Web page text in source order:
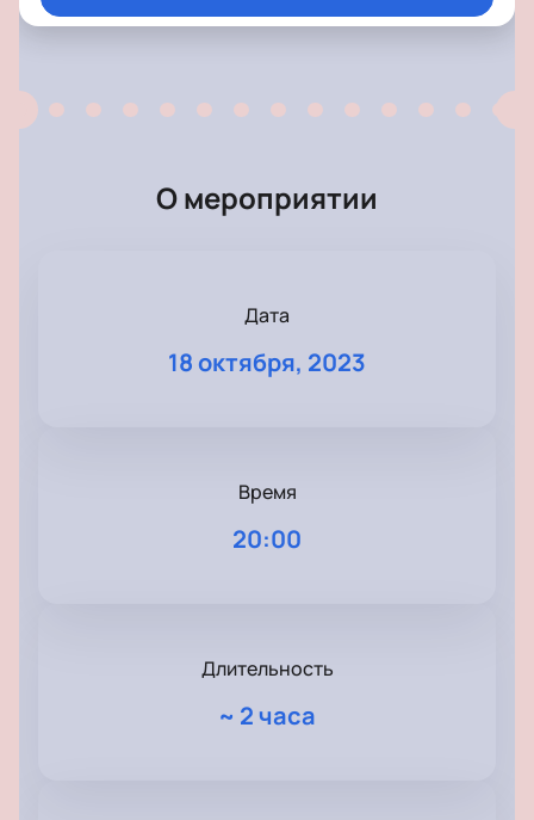
О мероприятии
Дата
18 октября, 2023
Время
20:00
Длительность
~ 2 часа